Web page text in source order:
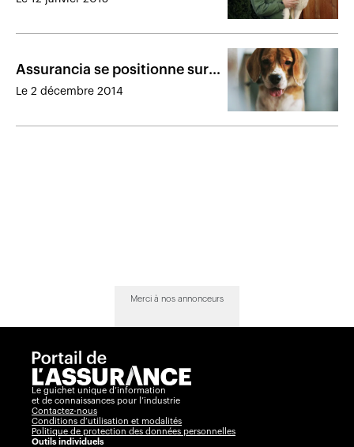
Assurancia se positionne sur
le marché de l’assurance santé
Le 2 décembre 2014
Merci à nos annonceurs
Le guichet unique d’information
et de connaissances pour l’industrie
Contactez-nous
Conditions d’utilisation et modalités
Politique de protection des données personnelles
Outils individuels